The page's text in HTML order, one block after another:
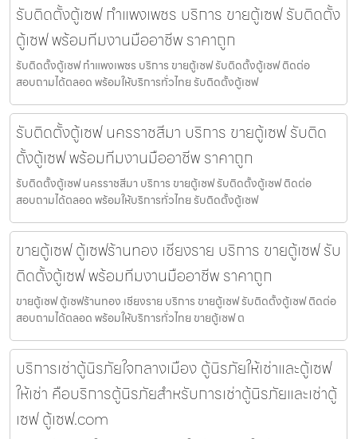
รับติดตั้งตู้เซฟ กำแพงเพชร บริการ ขายตู้เซฟ รับติดตั้ง
ตู้เซฟ พร้อมทีมงานมืออาชีพ ราคาถูก
รับติดตั้งตู้เซฟ กำแพงเพชร บริการ ขายตู้เซฟ รับติดตั้งตู้เซฟ ติดต่อ
สอบถามได้ตลอด พร้อมให้บริการทั่วไทย รับติดตั้งตู้เซฟ
รับติดตั้งตู้เซฟ นครราชสีมา บริการ ขายตู้เซฟ รับติด
ตั้งตู้เซฟ พร้อมทีมงานมืออาชีพ ราคาถูก
รับติดตั้งตู้เซฟ นครราชสีมา บริการ ขายตู้เซฟ รับติดตั้งตู้เซฟ ติดต่อ
สอบถามได้ตลอด พร้อมให้บริการทั่วไทย รับติดตั้งตู้เซฟ
ขายตู้เซฟ ตู้เซฟร้านทอง เชียงราย บริการ ขายตู้เซฟ รับ
ติดตั้งตู้เซฟ พร้อมทีมงานมืออาชีพ ราคาถูก
ขายตู้เซฟ ตู้เซฟร้านทอง เชียงราย บริการ ขายตู้เซฟ รับติดตั้งตู้เซฟ ติดต่อ
สอบถามได้ตลอด พร้อมให้บริการทั่วไทย ขายตู้เซฟ ต
บริการเช่าตู้นิรภัยใจกลางเมือง ตู้นิรภัยให้เช่าและตู้เซฟ
ให้เช่า คือบริการตู้นิรภัยสำหรับการเช่าตู้นิรภัยและเช่าตู้
เซฟ ตู้เซฟ.com